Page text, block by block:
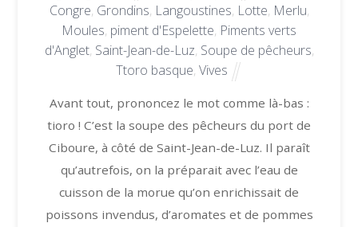
Congre, Grondins, Langoustines, Lotte, Merlu,
Moules, piment d'Espelette, Piments verts
d'Anglet, Saint-Jean-de-Luz, Soupe de pêcheurs,
Ttoro basque, Vives
Avant tout, prononcez le mot comme là-bas :
tioro ! C’est la soupe des pêcheurs du port de
Ciboure, à côté de Saint-Jean-de-Luz. Il paraît
qu’autrefois, on la préparait avec l’eau de
cuisson de la morue qu’on enrichissait de
poissons invendus, d’aromates et de pommes